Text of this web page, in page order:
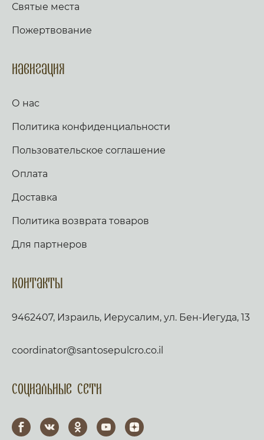
Благодатным огнем.
товаров, освященных на камне Миропомазания.
Святые места
Пожертвование
Навигация
О нас
Политика конфиденциальности
Пользовательское соглашение
Оплата
Доставка
Политика возврата товаров
Для партнеров
Контакты
9462407, Израиль, Иерусалим, ул. Бен-Иегуда, 13
coordinator@santosepulcro.co.il
Социальные сети